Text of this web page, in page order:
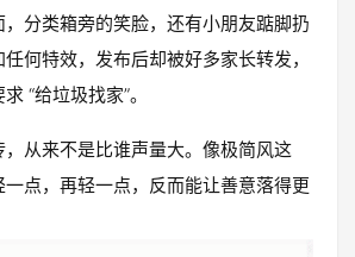
分类箱旁的笑脸，还有小朋友踮脚扔
何特效，发布后却被好多家长转发，
“给垃圾找家”。
从来不是比谁声量大。像极简风这
点，再轻一点，反而能让善意落得更